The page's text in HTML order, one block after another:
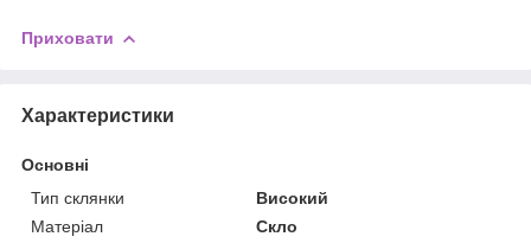
Приховати
Характеристики
Основні
Тип склянки
Високий
Матеріал
Скло